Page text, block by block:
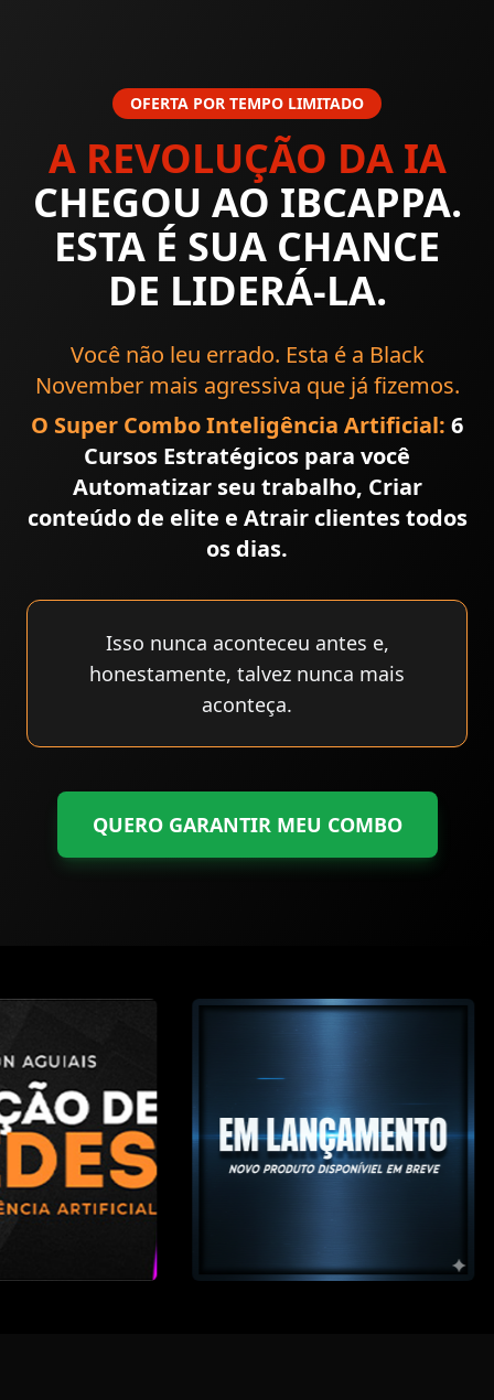
OFERTA POR TEMPO LIMITADO
A REVOLUÇÃO DA IA
CHEGOU AO IBCAPPA.
ESTA É SUA CHANCE
DE LIDERÁ-LA.
Você não leu errado. Esta é a Black
November mais agressiva que já fizemos.
O Super Combo Inteligência Artificial: 6
Cursos Estratégicos para você
Automatizar seu trabalho, Criar
conteúdo de elite e Atrair clientes todos
os dias.
Isso nunca aconteceu antes e,
honestamente, talvez nunca mais
aconteça.
QUERO GARANTIR MEU COMBO